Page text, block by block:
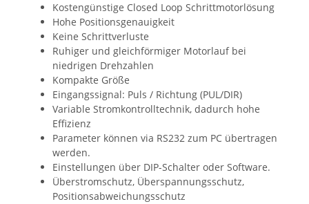
Kostengünstige Closed Loop Schrittmotorlösung
Hohe Positionsgenauigkeit
Keine Schrittverluste
Ruhiger und gleichförmiger Motorlauf bei
niedrigen Drehzahlen
Kompakte Größe
Eingangssignal: Puls / Richtung (PUL/DIR)
Variable Stromkontrolltechnik, dadurch hohe
Effizienz
Parameter können via RS232 zum PC übertragen
werden.
Einstellungen über DIP-Schalter oder Software.
Überstromschutz, Überspannungsschutz,
Positionsabweichungsschutz